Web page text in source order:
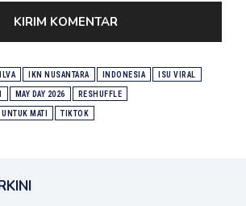
IKN NUSANTARA INDONESIA ISU VIRAL
MAY DAY 2026 RESHUFFLE
MATI TIKTOK